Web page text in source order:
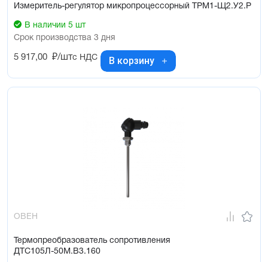
Измеритель-регулятор микропроцессорный ТРМ1-Щ2.У2.Р
В наличии 5 шт
Срок производства 3 дня
5 917,00 ₽/штс НДС В корзину
ОВЕН
Термопреобразователь сопротивления
ДТС105Л-50М.В3.160